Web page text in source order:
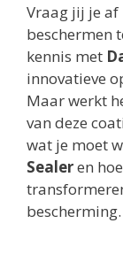
Vraag jij je
beschermen
kennis met
innovatieve
Maar werkt
van deze
wat je moet
Sealeren
bescherming.